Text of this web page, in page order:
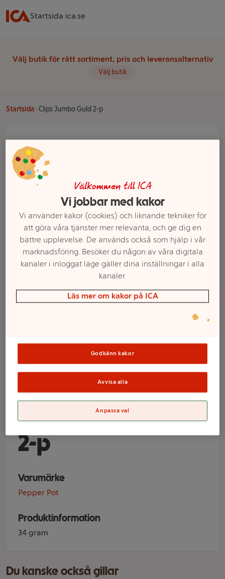
Startsida ica.se
Välj butik för rätt sortiment, pris och leveransalternativ
Välj butik
Startsida Clips Jumbo Guld 2-p
Clips Jumbo Guld
2-p
Varumärke
Pepper Pot
Produktinformation
34 gram
Välj butik och handla
Sortimentet kan variera mellan butikerna
Du kanske också gillar
Välkommen till ICA
Vi jobbar med kakor
Vi använder kakor (cookies) och liknande tekniker för
att göra våra tjänster mer relevanta, och ge dig en
bättre upplevelse. De används också som hjälp i vår
marknadsföring. Besöker du någon av våra digitala
kanaler i inloggat läge gäller dina inställningar i alla
kanaler.
Läs mer om kakor på ICA
Godkänn kakor
Avvisa alla
Anpassa val